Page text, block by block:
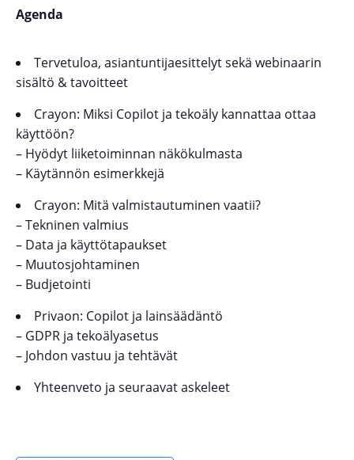
Agenda
Tervetuloa, asiantuntijaesittelyt sekä webinaarin
sisältö & tavoitteet
Crayon: Miksi Copilot ja tekoäly kannattaa ottaa
käyttöön?
– Hyödyt liiketoiminnan näkökulmasta
– Käytännön esimerkkejä
Crayon: Mitä valmistautuminen vaatii?
– Tekninen valmius
– Data ja käyttötapaukset
– Muutosjohtaminen
– Budjetointi
Privaon: Copilot ja lainsäädäntö
– GDPR ja tekoälyasetus
– Johdon vastuu ja tehtävät
Yhteenveto ja seuraavat askeleet